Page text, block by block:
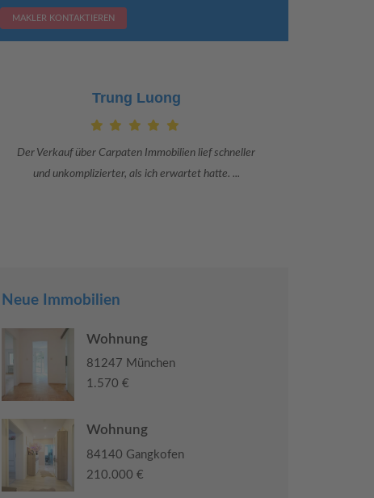
MAKLER KONTAKTIEREN
schneller
...
Claudia Bergrath
Danke an Carpaten Immobilien und besonders an Frau
Adriana Sarca. Sie war viele Monate mehr als ...
Neue Immobilien
Wohnung
81247 München
1.570 €
Wohnung
84140 Gangkofen
210.000 €